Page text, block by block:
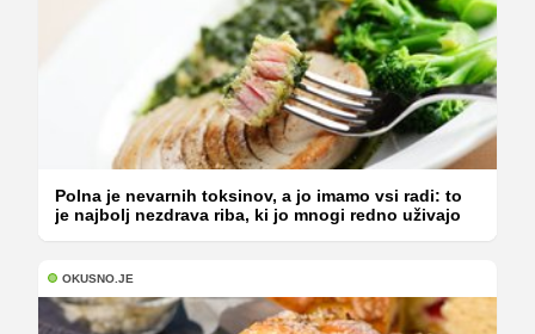
Polna je nevarnih toksinov, a jo imamo vsi radi: to
je najbolj nezdrava riba, ki jo mnogi redno uživajo
OKUSNO.JE